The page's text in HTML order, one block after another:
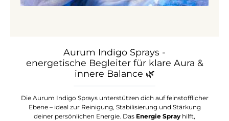
Aurum Indigo Sprays -
energetische Begleiter für klare Aura &
innere Balance 🌿
Die Aurum Indigo Sprays unterstützen dich auf feinstofflicher
Ebene – ideal zur Reinigung, Stabilisierung und Stärkung
deiner persönlichen Energie. Das Energie Spray hilft,